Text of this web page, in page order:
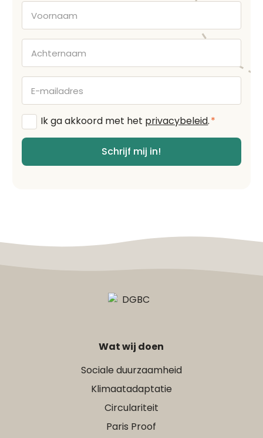
Voornaam
Achternaam
E-
mailadres
Algemene
voorwaarden
Ik ga akkoord met het privacybeleid.*
Schrijf mij in!
Wat wij doen
Sociale duurzaamheid
Klimaatadaptatie
Circulariteit
Paris Proof